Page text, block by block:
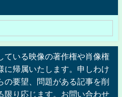
ている映像の著作権や肖像権
に帰属いたします。申しわけ
の要望、問題がある記事を削
限り応じます。お問い合わせ